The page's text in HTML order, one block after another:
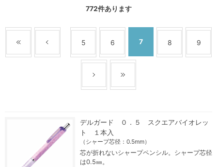
772件あります
5 6 7 8 9
デルガード ０．５ スクエアバイオレッ
ト １本入
（シャープ芯径：0.5mm）
芯が折れないシャープペンシル。シャープ芯径
は0.5㎜。